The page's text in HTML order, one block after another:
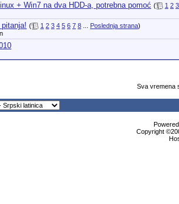
+ Win7 na dva HDD-a, potrebna pomoć ( 1 2 3
( 1 2 3 4 5 6 7 8... Poslednja strana)
Sva vremena
Copyright